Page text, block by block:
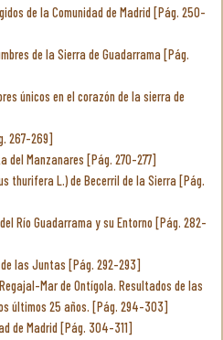
de la Comunidad de Madrid [Pág. 250-
de la Sierra de Guadarrama [Pág.
únicos en el corazón de la sierra de
267-269]
del Manzanares [Pág. 270-277]
thurifera L.) de Becerril de la Sierra [Pág.
Río Guadarrama y su Entorno [Pág. 282-
las Juntas [Pág. 292-293]
Mar de Ontígola. Resultados de las
últimos 25 años. [Pág. 294-303]
de Madrid [Pág. 304-311]